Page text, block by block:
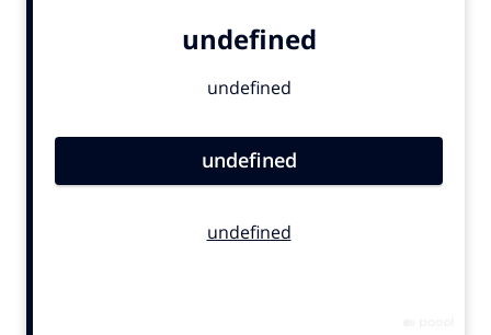
Campagnes